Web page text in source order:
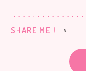
SHARE ME !